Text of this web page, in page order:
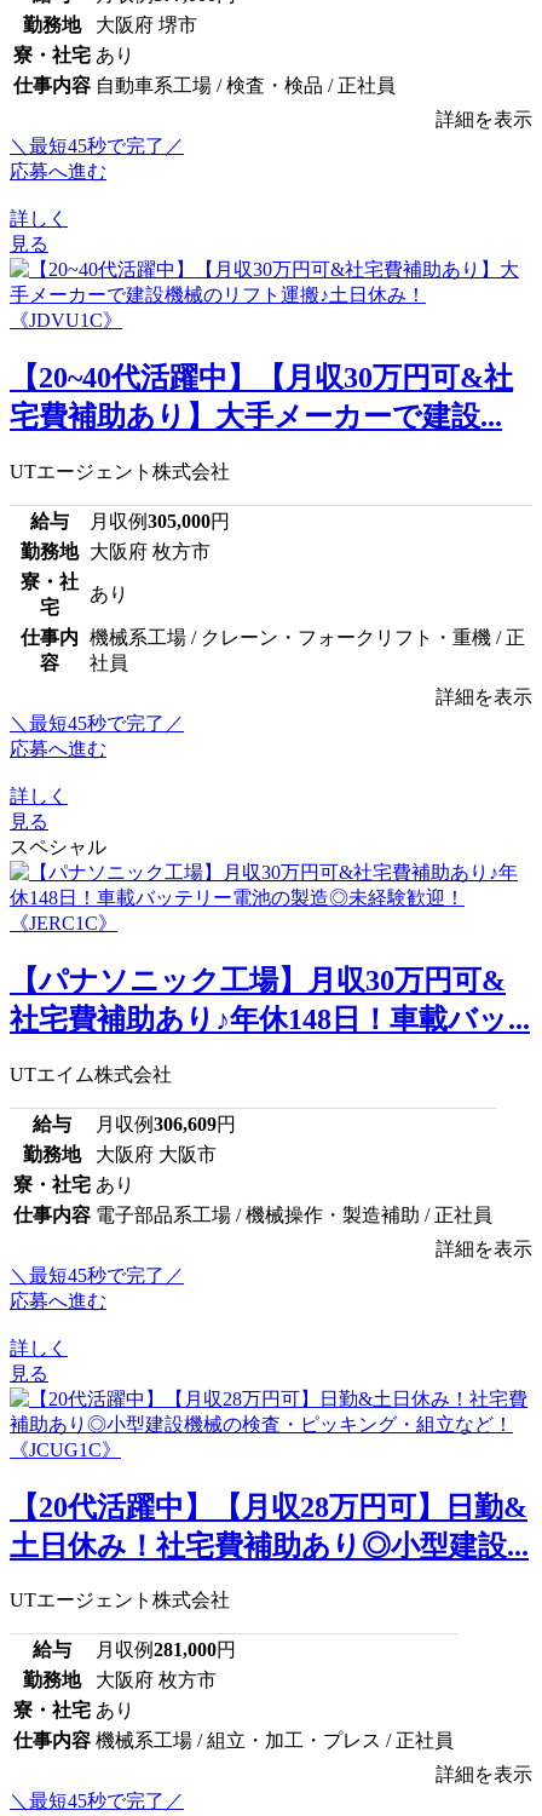
勤務地
大阪府 堺市
寮・社宅 あり
仕事内容 自動車系工場 / 検査・検品 / 正社員
詳細を表示
＼最短45秒で完了／
応募へ進む
詳しく
見る
【20~40代活躍中】【月収30万円可&社
宅費補助あり】大手メーカーで建設...
UTエージェント株式会社
給与 月収例305,000円
勤務地
大阪府 枚方市
寮・社
宅
あり
仕事内
容
機械系工場 / クレーン・フォークリフト・重機 / 正
社員
詳細を表示
＼最短45秒で完了／
応募へ進む
詳しく
見る
スペシャル
【パナソニック工場】月収30万円可&
社宅費補助あり♪年休148日！車載バッ...
UTエイム株式会社
給与 月収例306,609円
勤務地
大阪府 大阪市
寮・社宅 あり
仕事内容 電子部品系工場 / 機械操作・製造補助 / 正社員
詳細を表示
＼最短45秒で完了／
応募へ進む
詳しく
見る
【20代活躍中】【月収28万円可】日勤&
土日休み！社宅費補助あり◎小型建設...
UTエージェント株式会社
給与 月収例281,000円
勤務地
大阪府 枚方市
寮・社宅 あり
仕事内容 機械系工場 / 組立・加工・プレス / 正社員
詳細を表示
＼最短45秒で完了／